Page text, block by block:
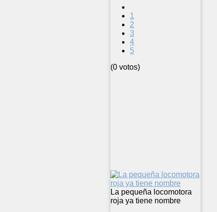
1
2
3
4
5
(0 votos)
La pequeña locomotora
roja ya tiene nombre